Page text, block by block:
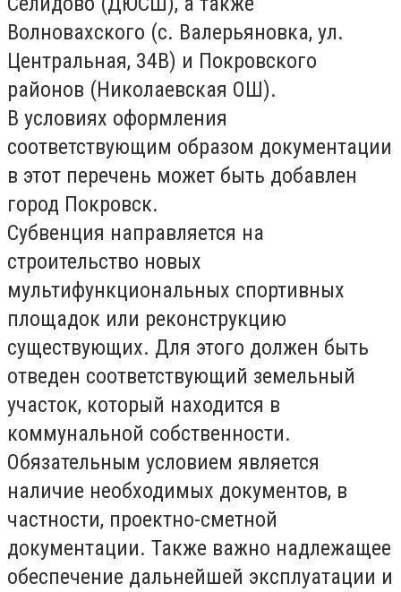
Волновахского (с. Валерьяновка, ул.
Центральная, 34В) и Покровского
районов (Николаевская ОШ).
В условиях оформления
соответствующим образом документации
в этот перечень может быть добавлен
город Покровск.
Субвенция направляется на
строительство новых
мультифункциональных спортивных
площадок или реконструкцию
существующих. Для этого должен быть
отведен соответствующий земельный
участок, который находится в
коммунальной собственности.
Обязательным условием является
наличие необходимых документов, в
частности, проектно-сметной
документации. Также важно надлежащее
обеспечение дальнейшей эксплуатации и